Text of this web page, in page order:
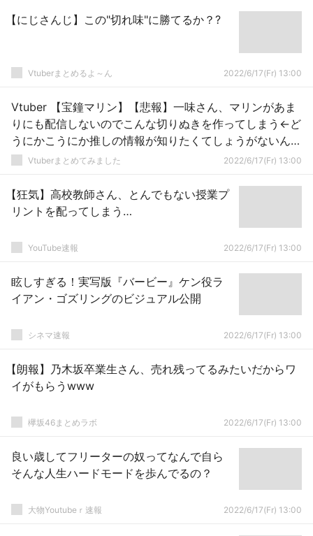
【にじさんじ】この"切れ味"に勝てるか？?
Vtuberまとめるよ～ん 2022/6/17(Fr) 13:00
Vtuber 【宝鐘マリン】【悲報】一味さん、マリンがあま
りにも配信しないのでこんな切りぬきを作ってしまう←ど
うにかこうにか推しの情報が知りたくてしょうがないんだ
な・・・
Vtuberまとめてみました 2022/6/17(Fr) 13:00
【狂気】高校教師さん、とんでもない授業プ
リントを配ってしまう…
YouTube速報 2022/6/17(Fr) 13:00
眩しすぎる！実写版『バービー』ケン役ラ
イアン・ゴズリングのビジュアル公開
シネマ速報 2022/6/17(Fr) 13:00
【朗報】乃木坂卒業生さん、売れ残ってるみたいだからワ
イがもらうwww
欅坂46まとめラボ 2022/6/17(Fr) 13:00
良い歳してフリーターの奴ってなんで自ら
そんな人生ハードモードを歩んでるの？
大物Youtubeｒ速報 2022/6/17(Fr) 13:00